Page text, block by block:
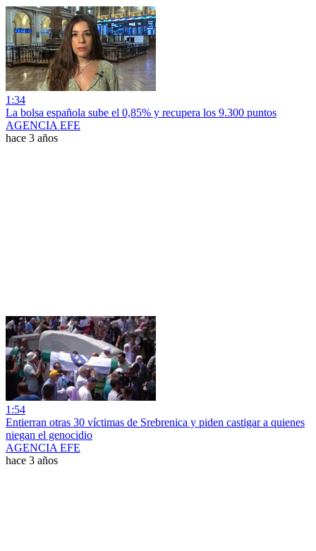
1:34
La bolsa española sube el 0,85% y recupera los 9.300 puntos
AGENCIA EFE
hace 3 años
1:54
Entierran otras 30 víctimas de Srebrenica y piden castigar a quienes
niegan el genocidio
AGENCIA EFE
hace 3 años